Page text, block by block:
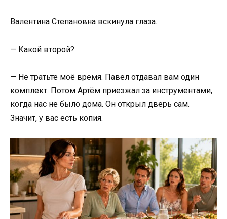
Валентина Степановна вскинула глаза.
— Какой второй?
— Не тратьте моё время. Павел отдавал вам один
комплект. Потом Артём приезжал за инструментами,
когда нас не было дома. Он открыл дверь сам.
Значит, у вас есть копия.